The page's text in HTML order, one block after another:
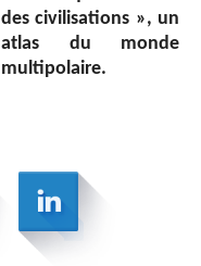
des civilisations », un
atlas du monde
multipolaire.